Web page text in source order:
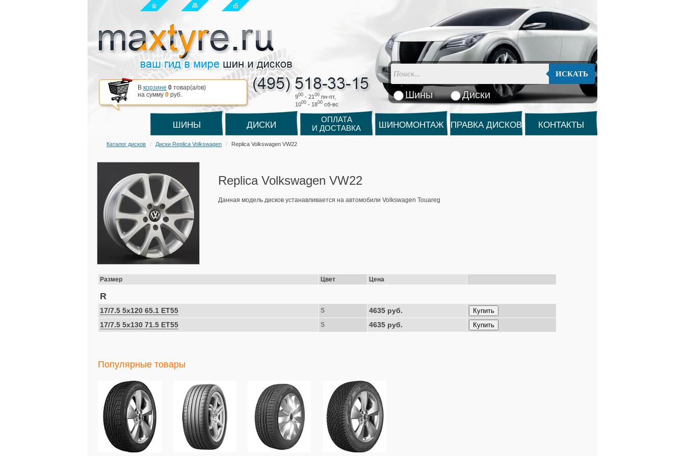
900 - 21 00 пн-пт,
1000 - 1800 cб-вс
ИСКАТЬ
Шины Диски
В корзине 0 товар(a/ов)
на сумму 0 руб.
ШИНЫ ДИСКИ
ОПЛАТА
И ДОСТАВКА
ШИНОМОНТАЖ ПРАВКА ДИСКОВ КОНТАКТЫ
Каталог дисков Диски Replica Volkswagen Replica Volkswagen VW22
Replica Volkswagen VW22
Данная модель дисков устанавливается на автомобили Volkswagen Touareg
Размер Цвет Цена
R
17/7.5 5x120 65.1 ET55 S
4635 руб.
17/7.5 5x130 71.5 ET55
S 4635 руб.
Популярные товары